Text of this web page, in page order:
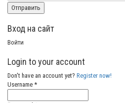
Вход на сайт
Войти
Login to your account
Don't have an account yet? Register now!
Username *